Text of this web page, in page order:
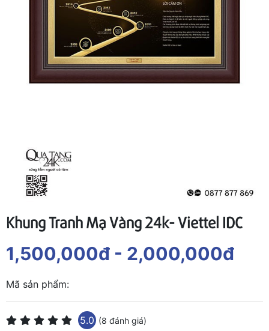
Khung Tranh Mạ Vàng 24k- Viettel IDC
1,500,000đ - 2,000,000đ
Mã sản phẩm:
5.0 (8 đánh giá)